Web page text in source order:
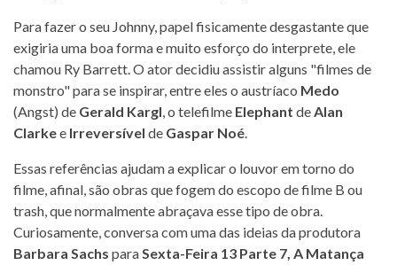
Para fazer o seu Johnny, papel fisicamente desgastante que
exigiria uma boa forma e muito esforço do interprete, ele
chamou Ry Barrett. O ator decidiu assistir alguns "filmes de
monstro" para se inspirar, entre eles o austríaco Medo
(Angst) de Gerald Kargl, o telefilme Elephant deAlan
Clarkee Irreversível de Gaspar Noé.
Essas referências ajudam a explicar o louvor em torno do
filme, afinal, são obras que fogem do escopo de filme B ou
trash, que normalmente abraçava esse tipo de obra.
Curiosamente, conversa com uma das ideias da produtora
Barbara Sachs paraSexta-Feira 13 Parte 7, A Matança